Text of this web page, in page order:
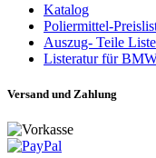
Katalog
Poliermittel-
Auszug- Teile
Listeratur für
Versand und Zahlung